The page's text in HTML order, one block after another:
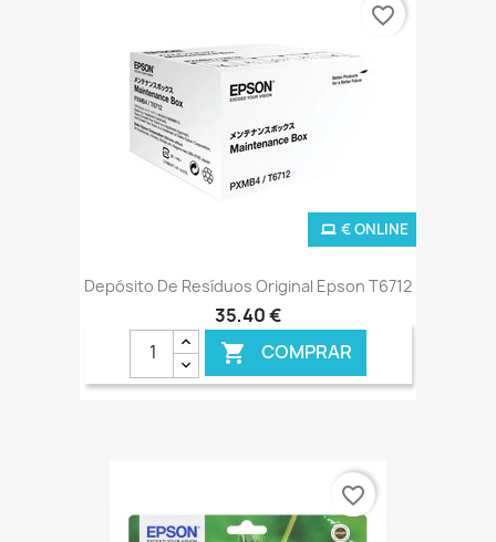
Depósito De Resíduos Original Epson T6712
35,40 €
 COMPRAR
€ ONLINE
favorite_border
favorite_border